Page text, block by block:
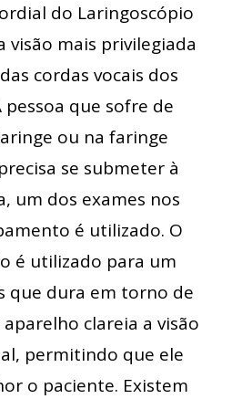
do Laringoscópio
visão mais privilegiada
cordas vocais dos
pessoa que sofre de
ou na faringe
se submeter à
um dos exames nos
é utilizado. O
é utilizado para um
que dura em torno de
clareia a visão
permitindo que ele
o paciente. Existem